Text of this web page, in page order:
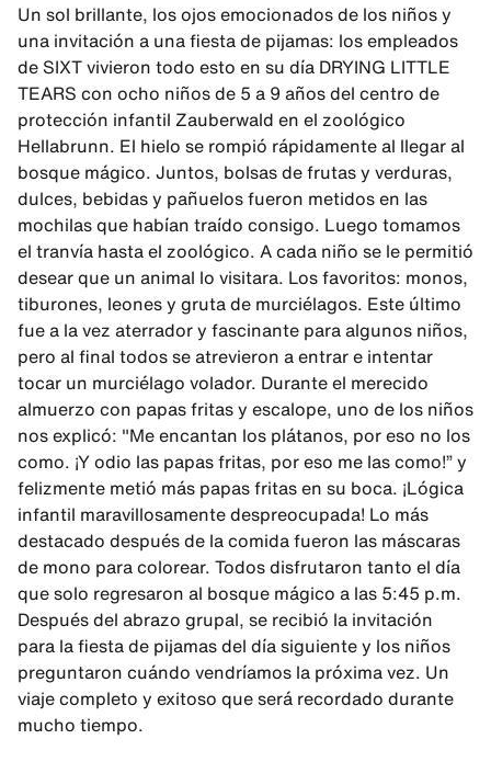
Un sol brillante, los ojos emocionados de los niños y
una invitación a una fiesta de pijamas: los empleados
de SIXT vivieron todo esto en su día DRYING LITTLE
TEARS con ocho niños de 5 a 9 años del centro de
protección infantil Zauberwald en el zoológico
Hellabrunn. El hielo se rompió rápidamente al llegar al
bosque mágico. Juntos, bolsas de frutas y verduras,
dulces, bebidas y pañuelos fueron metidos en las
mochilas que habían traído consigo. Luego tomamos
el tranvía hasta el zoológico. A cada niño se le permitió
desear que un animal lo visitara. Los favoritos: monos,
tiburones, leones y gruta de murciélagos. Este último
fue a la vez aterrador y fascinante para algunos niños,
pero al final todos se atrevieron a entrar e intentar
tocar un murciélago volador. Durante el merecido
almuerzo con papas fritas y escalope, uno de los niños
nos explicó: "Me encantan los plátanos, por eso no los
como. ¡Y odio las papas fritas, por eso me las como!” y
felizmente metió más papas fritas en su boca. ¡Lógica
infantil maravillosamente despreocupada! Lo más
destacado después de la comida fueron las máscaras
de mono para colorear. Todos disfrutaron tanto el día
que solo regresaron al bosque mágico a las 5:45 p.m.
Después del abrazo grupal, se recibió la invitación
para la fiesta de pijamas del día siguiente y los niños
preguntaron cuándo vendríamos la próxima vez. Un
viaje completo y exitoso que será recordado durante
mucho tiempo.